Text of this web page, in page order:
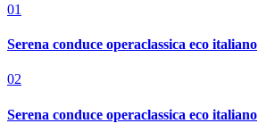
01
Serena conduce operaclassica eco italiano
02
Serena conduce operaclassica eco italiano